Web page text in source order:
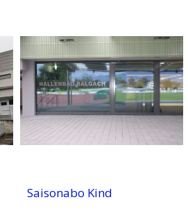
Saisonabo Kind